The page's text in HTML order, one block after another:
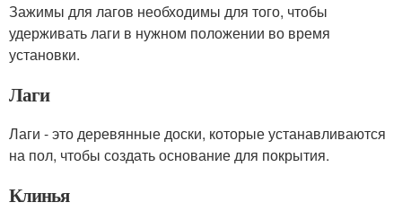
Зажимы для лагов необходимы для того, чтобы
удерживать лаги в нужном положении во время
установки.
Лаги
Лаги - это деревянные доски, которые устанавливаются
на пол, чтобы создать основание для покрытия.
Клинья